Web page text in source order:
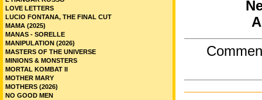
LOVE LETTERS
LUCIO FONTANA, THE FINAL CUT
MAMA (2025)
MANAS - SORELLE
MANIPULATION (2026)
MASTERS OF THE UNIVERSE
MINIONS & MONSTERS
MORTAL KOMBAT II
MOTHER MARY
MOTHERS (2026)
NO GOOD MEN